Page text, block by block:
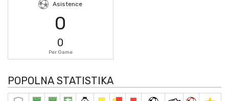
Asistence
0
0
Per Game
POPOLNA STATISTIKA